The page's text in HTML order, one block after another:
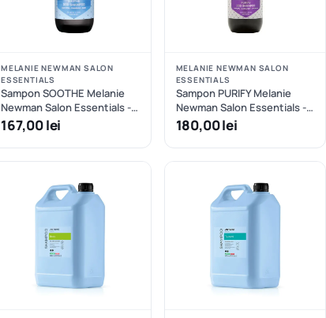
MELANIE NEWMAN SALON
ESSENTIALS
Sampon SOOTHE Melanie
Newman Salon Essentials -
500 ml - Melanie Newman
Salon Essentials
167,00 lei
MELANIE NEWMAN SALON
ESSENTIALS
Sampon PURIFY Melanie
Newman Salon Essentials -
500 ml
180,00 lei